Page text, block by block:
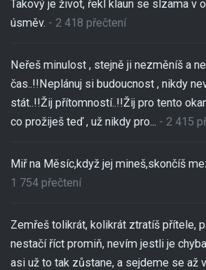
Takový je život, řekl klaun se slzama v
úsměv. - 2 418 přečtení
Neřeš minulost , stejně ji nezměníš a
čas..!!Neplánuj si budoucnost , nikdy
stát..!!Žij přítomností..!!Žij pro tento
co prožiješ teď , už nikdy pro... - 2 415
Miř na Měsíc,když jej mineš,skončíš
1 754 přečtení
Zemřeš tolikrát, kolikrát ztratíš přítele,
nestačí říct promiň, nevím jestli je
asi už to tak zůstane, a sejdeme se až